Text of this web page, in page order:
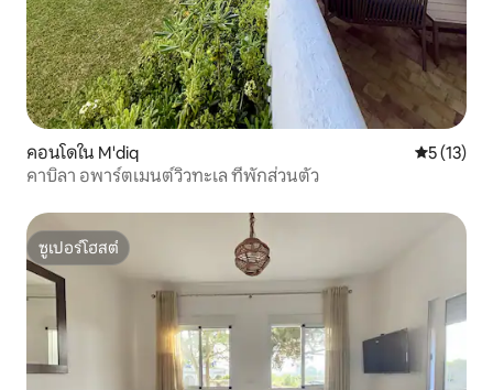
คอนโดใน M'diq คะแนนเฉลี่
5 (13)
คาบิลา อพาร์ตเมนต์วิวทะเล ที่พักส่วนตัว
ซูเปอร์โฮสต์
ซูเปอร์โฮสต์